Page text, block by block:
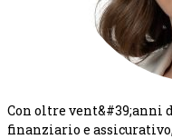
Con oltre vent&#39;anni
finanziario e